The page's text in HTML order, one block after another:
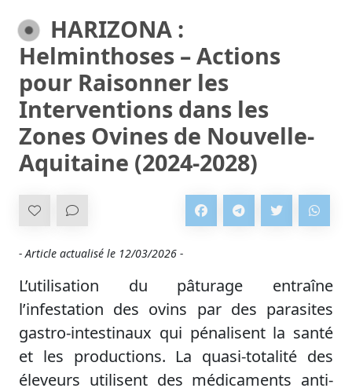
HARIZONA :
Helminthoses – Actions
pour Raisonner les
Interventions dans les
Zones Ovines de Nouvelle-
Aquitaine (2024-2028)
- Article actualisé le 12/03/2026 -
L’utilisation du pâturage entraîne
l’infestation des ovins par des parasites
gastro-intestinaux qui pénalisent la santé
et les productions. La quasi-totalité des
éleveurs utilisent des médicaments anti-